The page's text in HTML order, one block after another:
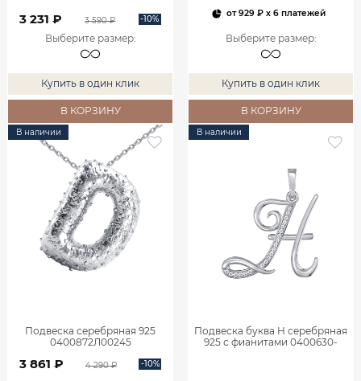
3 231 ₽ 3 590 ₽ -10%
Выберите размер:
Купить в один клик
В КОРЗИНУ
от929 ₽x 6 платежей
Выберите размер:
Купить в один клик
В КОРЗИНУ
В наличии
Подвеска серебряная 925
0400872Л00245
3 861 ₽ 4 290 ₽ -10%
В наличии
Подвеска буква Н серебряная
925 с фианитами 0400630-